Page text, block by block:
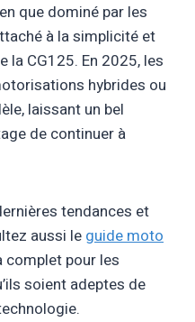
que dominé par les
à la simplicité et
la CG125. En 2025, les
hybrides ou
laissant un bel
de continuer à
tendances et
aussi le guide moto
complet pour les
soient adeptes de